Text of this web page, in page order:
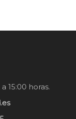
15:00 horas.